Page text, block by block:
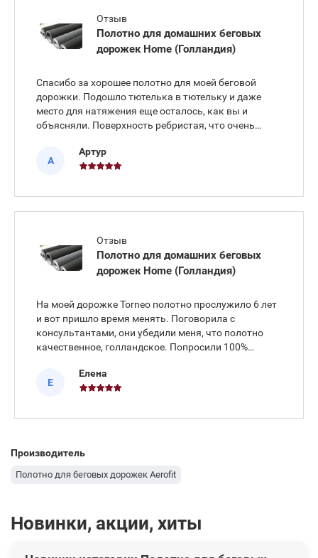
Отзыв
Полотно для домашних беговых
дорожек Home (Голландия)
Спасибо за хорошее полотно для моей беговой
дорожки. Подошло тютелька в тютельку и даже
место для натяжения еще осталось, как вы и
объясняли. Поверхность ребристая, что очень
это совсем другое дело. Да и цена у вас самая
приемлемая, я много пообзван
А
Артур
Отзыв
Полотно для домашних беговых
дорожек Home (Голландия)
На моей дорожке Torneo полотно прослужило 6 лет
и вот пришло время менять. Поговорила с
консультантами, они убедили меня, что полотно
качественное, голландское. Попросили 100%
объяснили, что делается по нужным мне размерам
под заказ, по этому перестраховыва
Е
Елена
Производитель
Полотно для беговых дорожек Aerofit
Новинки, акции, хиты